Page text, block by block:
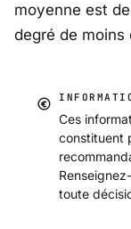
moyenne est
degré de moins
Ces
constituent
toute